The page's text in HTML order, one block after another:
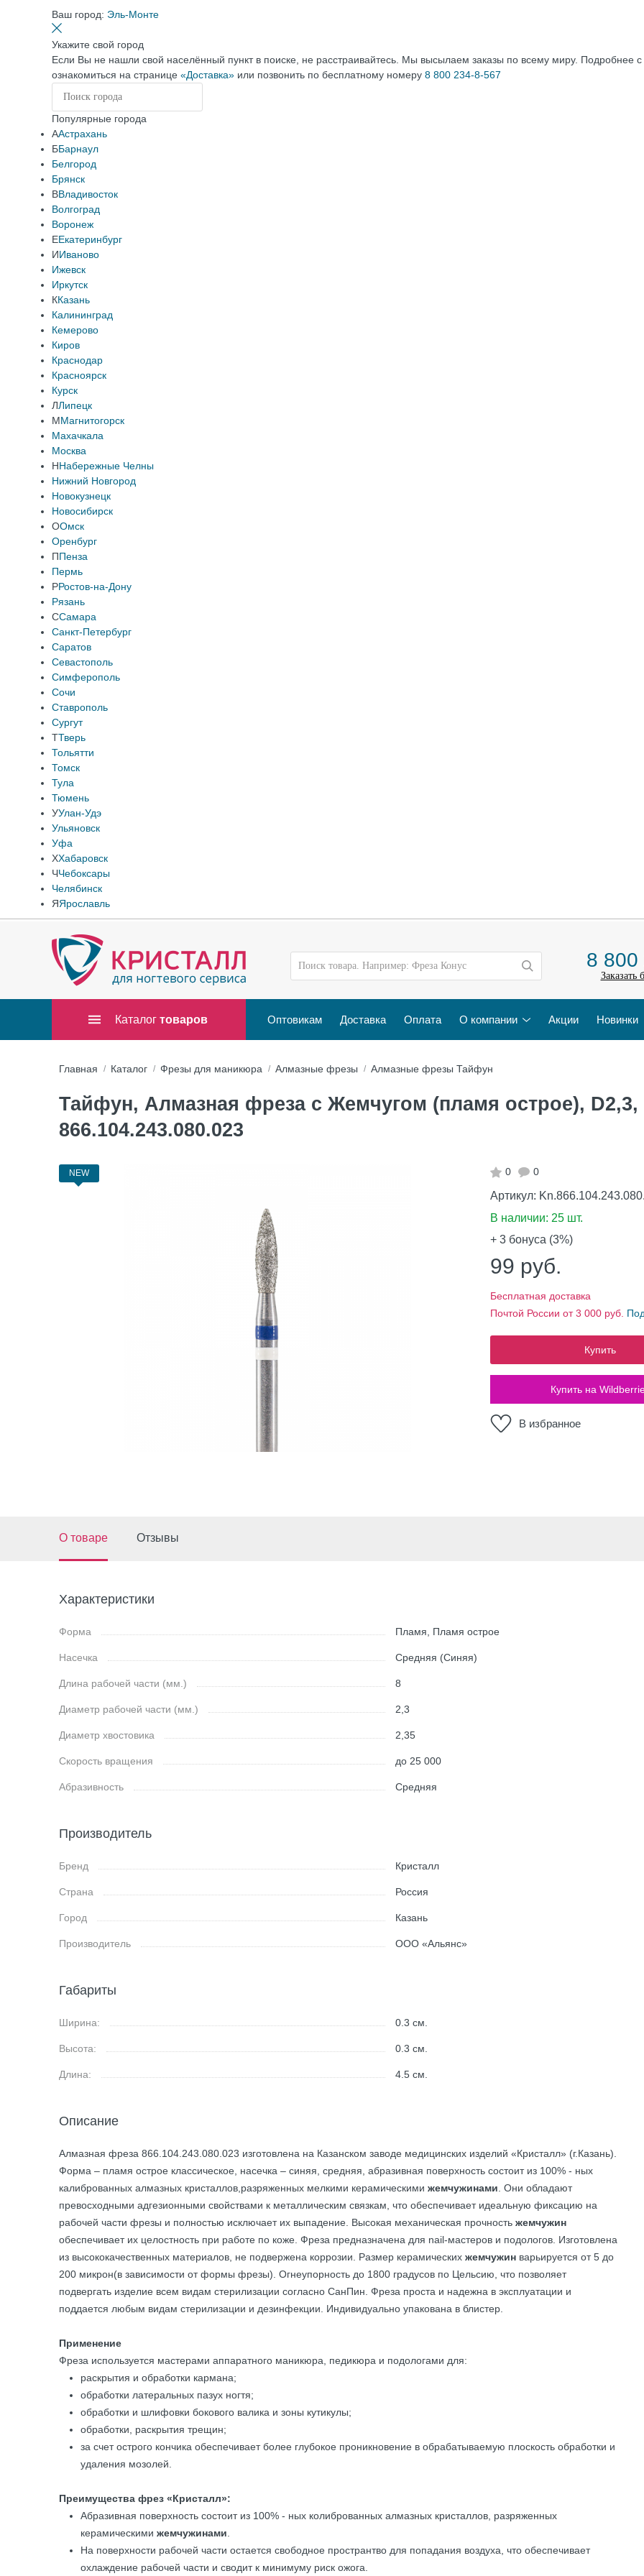
Ваш город: Эль-Монте
Укажите свой город
Если Вы не нашли свой населённый пункт в поиске, не расстраивайтесь. Мы высылаем заказы по всему миру. Подробнее
ознакомиться на странице «Доставка» или позвонить по бесплатному номеру 8 800 234-8-567
Популярные города
ААстрахань
ББарнаул
Белгород
Брянск
ВВладивосток
Волгоград
Воронеж
ЕЕкатеринбург
ИИваново
Ижевск
Иркутск
ККазань
Калининград
Кемерово
Киров
Краснодар
Красноярск
Курск
ЛЛипецк
ММагнитогорск
Махачкала
Москва
ННабережные Челны
Нижний Новгород
Новокузнецк
Новосибирск
ООмск
Оренбург
ППенза
Пермь
РРостов-на-Дону
Рязань
ССамара
Санкт-Петербург
Саратов
Севастополь
Симферополь
Сочи
Ставрополь
Сургут
ТТверь
Тольятти
Томск
Тула
Тюмень
УУлан-Удэ
Ульяновск
Уфа
ХХабаровск
ЧЧебоксары
Челябинск
ЯЯрославль
8 800
Заказать
Каталог товаров Оптовикам Доставка Оплата О компании Акции Новинки
Главная Каталог Фрезы для маникюра Алмазные фрезы Алмазные фрезы Тайфун
Тайфун, Алмазная фреза с Жемчугом (пламя острое), D2,3,
866.104.243.080.023
NEW 0 0
Артикул:
В наличии: 25 шт.
+ 3 бонуса (3%)
99 руб.
Бесплатная доставка
Почтой России от 3 000 руб.
Купить
Купить на
В избранное
О товаре Отзывы
Характеристики
Форма Пламя, Пламя острое
Насечка Средняя (Синяя)
Длина рабочей части (мм.) 8
Диаметр рабочей части (мм.) 2,3
Диаметр хвостовика 2,35
Скорость вращения до 25 000
Абразивность Средняя
Производитель
Бренд Кристалл
Страна Россия
Город Казань
Производитель ООО «Альянс»
Габариты
Ширина: 0.3 см.
Высота: 0.3 см.
Длина: 4.5 см.
Описание
Алмазная фреза 866.104.243.080.023 изготовлена на Казанском заводе медицинских изделий «Кристалл» (г.Казань).
Форма – пламя острое классическое, насечка – синяя, средняя, абразивная поверхность состоит из 100% - ных
калиброванных алмазных кристаллов,разряженных мелкими керамическими жемчужинами . Они обладают
превосходными адгезионными свойствами к металлическим связкам, что обеспечивает идеальную фиксацию на
рабочей части фрезы и полностью исключает их выпадение. Высокая механическая прочность жемчужин
обеспечивает их целостность при работе по коже. Фреза предназначена для nail-мастеров и подологов. Изготовлена
из высококачественных материалов, не подвержена коррозии. Размер керамических жемчужин варьируется от 5 до
200 микрон(в зависимости от формы фрезы). Огнеупорность до 1800 градусов по Цельсию, что позволяет
подвергать изделие всем видам стерилизации согласно СанПин. Фреза проста и надежна в эксплуатации и
поддается любым видам стерилизации и дезинфекции. Индивидуально упакована в блистер.
Применение
Фреза используется мастерами аппаратного маникюра, педикюра и подологами для:
раскрытия и обработки кармана;
обработки латеральных пазух ногтя;
обработки и шлифовки бокового валика и зоны кутикулы;
обработки, раскрытия трещин;
за счет острого кончика обеспечивает более глубокое проникновение в обрабатываемую плоскость обработки и
удаления мозолей.
Преимущества фрез «Кристалл»:
Абразивная поверхность состоит из 100% - ных колиброванных алмазных кристаллов, разряженных
керамическими жемчужинами
На поверхности рабочей части остается свободное пространтво для попадания воздуха, что обеспечивает
охлаждение рабочей части и сводит к минимуму риск ожога.